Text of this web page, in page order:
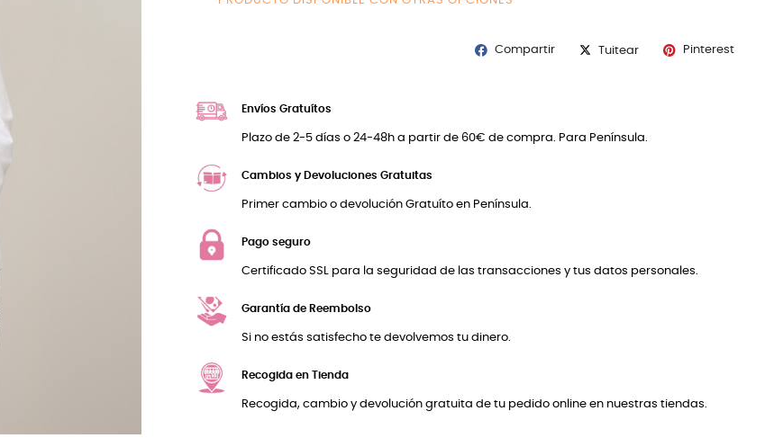
Compartir Tuitear Pinterest
Envíos Gratuítos
Plazo de 2-5 días o 24-48h a partir de 60€ de compra. Para Península.
Cambios y Devoluciones Gratuitas
Primer cambio o devolución Gratuíto en Península.
Pago seguro
Certificado SSL para la seguridad de las transacciones y tus datos personales.
Garantía de Reembolso
Si no estás satisfecho te devolvemos tu dinero.
Recogida en Tienda
Recogida, cambio y devolución gratuita de tu pedido online en nuestras tiendas.